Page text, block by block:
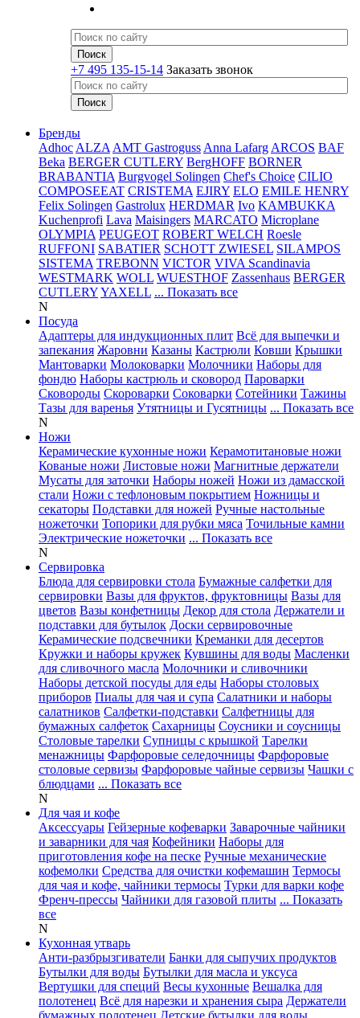
+7 495 135-15-14 Заказать звонок
Бренды
Adhoc ALZA AMT Gastroguss Anna Lafarg ARCOS BAF
Beka BERGER CUTLERY BergHOFF BORNER
BRABANTIA Burgvogel Solingen Chef's Choice CILIO
COMPOSEEAT CRISTEMA EJIRY ELO EMILE HENRY
Felix Solingen Gastrolux HERDMAR Ivo KAMBUKKA
Kuchenprofi Lava Maisingers MARCATO Microplane
OLYMPIA PEUGEOT ROBERT WELCH Roesle
RUFFONI SABATIER SCHOTT ZWIESEL SILAMPOS
SISTEMA TREBONN VICTOR VIVA Scandinavia
WESTMARK WOLL WUESTHOF Zassenhaus BERGER
CUTLERYYAXELL ... Показать все
N
Посуда
Адаптеры для индукционных плит Всё для выпечки и
запекания Жаровни Казаны Кастрюли Ковши Крышки
Мантоварки Молоковарки Молочники Наборы для
фондю Наборы кастрюль и сковород Пароварки
Сковороды Скороварки Соковарки Сотейники Тажины
Тазы для варенья Утятницы и Гусятницы ... Показать все
N
Ножи
Керамические кухонные ножи Керамотитановые ножи
Кованые ножи Листовые ножи Магнитные держатели
Мусаты для заточки Наборы ножей Ножи из дамасской
стали Ножи с тефлоновым покрытием Ножницы и
секаторы Подставки для ножей Ручные настольные
ножеточки Топорики для рубки мяса Точильные камни
Электрические ножеточки ... Показать все
N
Сервировка
Блюда для сервировки стола Бумажные салфетки для
сервировки Вазы для фруктов, фруктовницы Вазы для
цветов Вазы конфетницы Декор для стола Держатели и
подставки для бутылок Доски сервировочные
Керамические подсвечники Креманки для десертов
Кружки и наборы кружек Кувшины для воды Масленки
для сливочного масла Молочники и сливочники
Наборы детской посуды для еды Наборы столовых
приборов Пиалы для чая и супа Салатники и наборы
салатников Салфетки-подставки Салфетницы для
бумажных салфеток Сахарницы Соусники и соусницы
Столовые тарелки Супницы с крышкой Тарелки
менажницы Фарфоровые селедочницы Фарфоровые
столовые сервизы Фарфоровые чайные сервизы Чашки с
блюдцами ... Показать все
N
Для чая и кофе
Аксессуары Гейзерные кофеварки Заварочные чайники
и заварники для чая Кофейники Наборы для
приготовления кофе на песке Ручные механические
кофемолки Средства для очистки кофемашин Термосы
для чая и кофе, чайники термосы Турки для варки кофе
Френч-прессы Чайники для газовой плиты ... Показать
все
N
Кухонная утварь
Анти-разбрызгиватели Банки для сыпучих продуктов
Бутылки для воды Бутылки для масла и уксуса
Вертушки для специй Весы кухонные Вешалка для
полотенец Всё для нарезки и хранения сыра Держатели
бумажных полотенец Детские бутылки для воды